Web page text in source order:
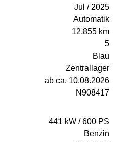
Jul / 2025
Automatik
12.855 km
5
Blau
Zentrallager
ab ca. 10.08.2026
N908417
441 kW / 600 PS
Benzin